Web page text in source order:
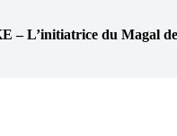
L’initiatrice du Magal